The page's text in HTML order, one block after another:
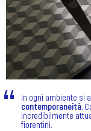
In ogni ambiente si
contemporaneità.
incredibilmente
fiorentini.